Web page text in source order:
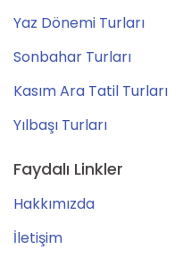
Yaz Dönemi Turları
Sonbahar Turları
Kasım Ara Tatil Turları
Yılbaşı Turları
Faydalı Linkler
Hakkımızda
İletişim